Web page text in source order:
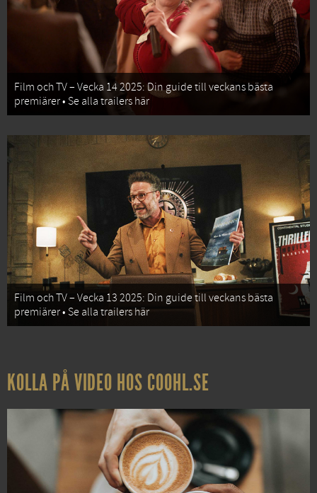
Film och TV – Vecka 14 2025: Din guide till veckans bästa
premiärer • Se alla trailers här
Film och TV – Vecka 13 2025: Din guide till veckans bästa
premiärer • Se alla trailers här
KOLLA PÅ VIDEO HOS COOHL.SE